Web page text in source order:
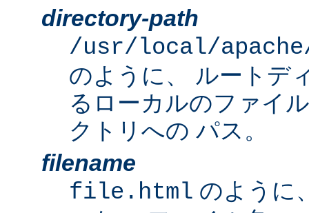
directory-path
/usr/local/
のように、 ルートデ
るローカルのファイ
クトリへの パス。
filename
file.html のように